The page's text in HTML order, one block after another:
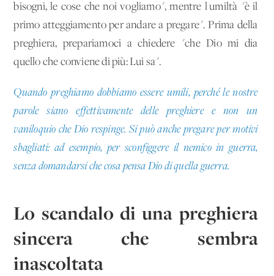
bisogni, le cose che noi vogliamo", mentre l'umiltà "è il
primo atteggiamento per andare a pregare". Prima della
preghiera, prepariamoci a chiedere "che Dio mi dia
quello che conviene di più: Lui sa".
Quando preghiamo dobbiamo essere umili, perché le nostre
parole siano effettivamente delle preghiere e non un
vaniloquio che Dio respinge. Si può anche pregare per motivi
sbagliati: ad esempio, per sconfiggere il nemico in guerra,
senza domandarsi che cosa pensa Dio di quella guerra.
Lo scandalo di una preghiera
sincera che sembra
inascoltata